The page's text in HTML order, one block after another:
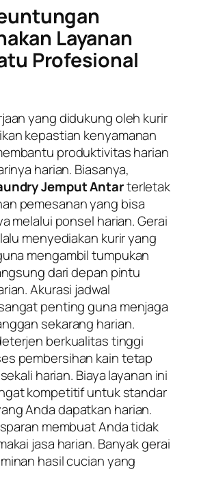
Layanan
Profesional
yang didukung oleh kurir
kepastian kenyamanan
produktivitas harian
harian. Biasanya,
Jemput Antarterletak
pemesanan yang bisa
melalui ponsel harian. Gerai
menyediakan kurir yang
mengambil tumpukan
dari depan pintu
Akurasi jadwal
penting guna menjaga
sekarang harian.
berkualitas tinggi
pembersihan kain tetap
harian. Biaya layanan ini
kompetitif untuk standar
Anda dapatkan harian.
membuat Anda tidak
jasa harian. Banyak gerai
hasil cucian yang